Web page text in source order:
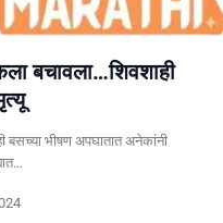
बचावला…शिवशाही
बसच्या भीषण अपघातात अनेकांनी